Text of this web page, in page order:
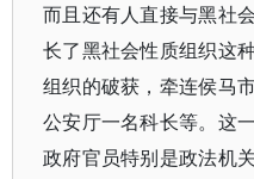
而且还有人直接与黑社
长了黑社会性质组织这
组织的破获，牵连侯马
公安厅一名科长等。这
政府官员特别是政法机